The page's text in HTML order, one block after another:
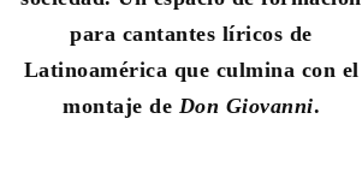
para cantantes líricos de
Latinoamérica que culmina con el
montaje de Don Giovanni.